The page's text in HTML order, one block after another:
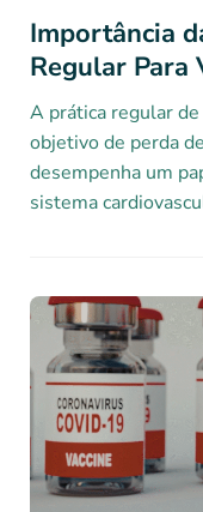
Importância
Regular Para
A prática regular
objetivo de perda
desempenha um
sistema